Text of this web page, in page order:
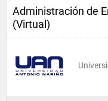
Administración de
(Virtual)